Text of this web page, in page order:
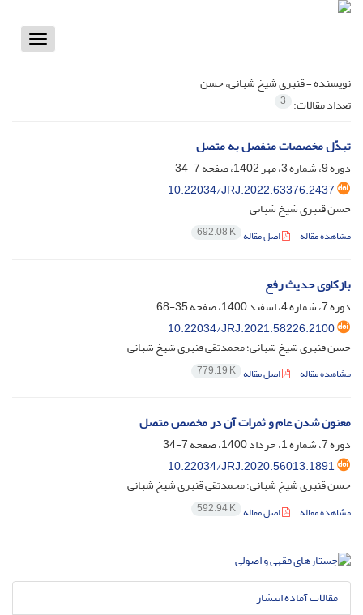
Toggle
نویسنده =قنبری شیخ شبانی، حسن
تعداد مقالات: 3
تبدّل مخصصات منفصل به متصل
دوره 9، شماره 3، مهر 1402، صفحه
7-34
10.22034/JRJ.2022.63376.2437
حسن قنبری شیخ شبانی
مشاهده مقاله اصل مقاله 692.08 K
بازکاوی حدیث رفع
دوره 7، شماره 4، اسفند 1400، صفحه
35-68
10.22034/JRJ.2021.58226.2100
حسن قنبری شیخ شبانی؛ محمدتقی قنبری شیخ شبانی
مشاهده مقاله اصل مقاله 779.19 K
معنون شدن عام و ثمرات آن در مخصص متصل
دوره 7، شماره 1، خرداد 1400، صفحه
7-34
10.22034/JRJ.2020.56013.1891
حسن قنبری شیخ شبانی؛ محمدتقی قنبری شیخ شبانی
مشاهده مقاله اصل مقاله 592.94 K
مقالات آماده انتشار